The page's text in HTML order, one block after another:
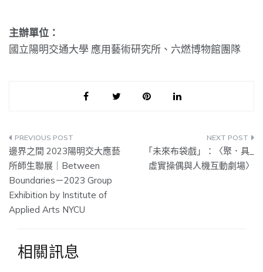
主辦單位：
國立陽明交通大學 應用藝術研究所、六燃博物館團隊
文
章
導
覽
邊界之間 2023陽明交大應藝
所師生聯展｜Between
Boundaries－2023 Group
Exhibition by Institute of
Applied Arts NYCU
「未來布袋戲」：〈聚．具_
虛實操偶與人機互動劇場〉
相關訊息